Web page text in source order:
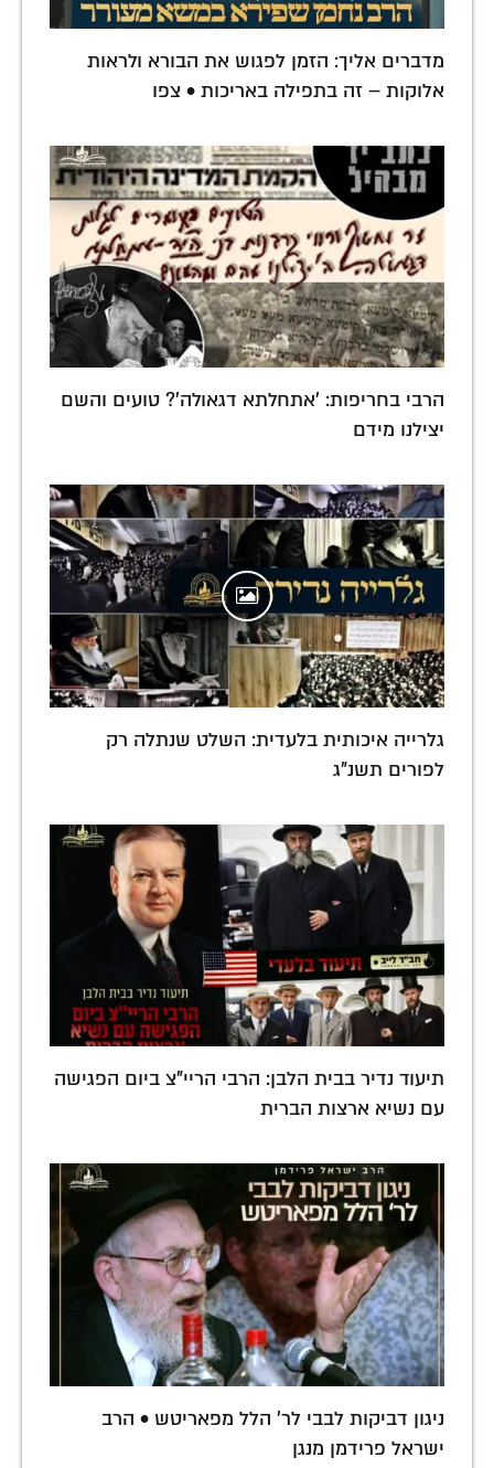
מדברים אליך: הזמן לפגוש את הבורא ולראות
אלוקות – זה בתפילה באריכות • צפו
הרבי בחריפות: 'אתחלתא דגאולה'? טועים והשם
יצילנו מידם
גלרייה איכותית בלעדית: השלט שנתלה רק
לפורים תשנ"ג
תיעוד נדיר בבית הלבן: הרבי הריי"צ ביום הפגישה
עם נשיא ארצות הברית
ניגון דביקות לבבי לר' הלל מפאריטש • הרב
ישראל פרידמן מנגן